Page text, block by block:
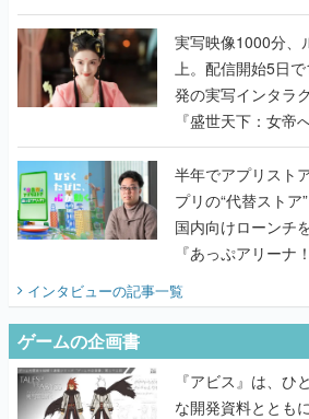
『TATSUJIN
んだレジェンド2
実写映像1000分、
上。配信開始5日
発の実写インタラ
『盛世天下：女帝
うこだわりをプロ
半年でアプリストアを
プリの“代替スト
国内向けローンチ
『あっぷアリーナ
インタビューの記事一覧
ゲームの企画書
『アビス』は、
な開発資料ととも